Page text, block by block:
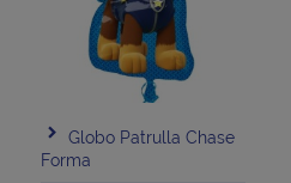
Globo Patrulla Chase
Forma